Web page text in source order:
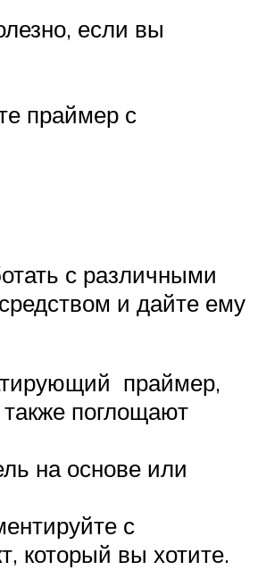
если вы
праймер с
с различными
и дайте ему
праймер,
поглощают
на основе или
с
который вы хотите.